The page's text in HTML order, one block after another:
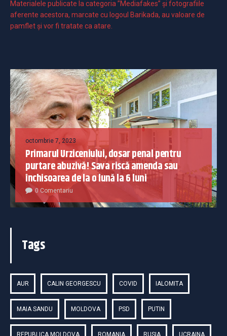
Materialele publicate la categoria ”Mediafakes” și fotografiile
aferente acestora, marcate cu logoul Barikada, au valoare de
pamflet și vor fi tratate ca atare.
octombrie 7, 2023
Primarul Urziceniului, dosar penal pentru
purtare abuzivă! Sava riscă amenda sau
închisoarea de la o lună la 6 luni
0 Comentariu
Tags
AUR CALIN GEORGESCU COVID IALOMITA
MAIA SANDU MOLDOVA PSD PUTIN
REPUBLICA MOLDOVA ROMANIA RUSIA UCRAINA